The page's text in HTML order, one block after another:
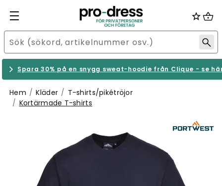
Spara 30% på en snygg sweat-hoodie från Clique - se
Hem Kläder
T-shirts/pikétröjor
Kortärmade T-shirts